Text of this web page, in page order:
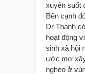
xuyên suốt
Bên cạnh
Dr Thanh
hoạt động
sinh xã hội
ước mơ
nghèo ở